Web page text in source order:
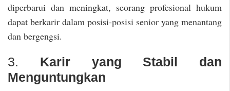
diperbarui dan meningkat, seorang profesional hukum
dapat berkarir dalam posisi-posisi senior yang menantang
dan bergengsi.
3. Karir yang Stabil dan
Menguntungkan